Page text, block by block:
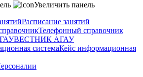
Увеличить панель
Расписание занятий
Телефонный справочник
ВЕСТНИК АГАУ
Кейс информационная